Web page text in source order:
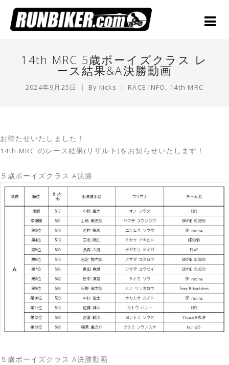
14th MRC 5歳ボーイズクラス レ
ース結果&A決勝動画
2024年9月25日 By kicks RACE INFO, 14th MRC
お待たせいたしました！
14th MRC のレース結果(リザルト)をお知らせいたします！
５歳ボーイズクラス A決勝
５歳ボーイズクラス A決勝動画